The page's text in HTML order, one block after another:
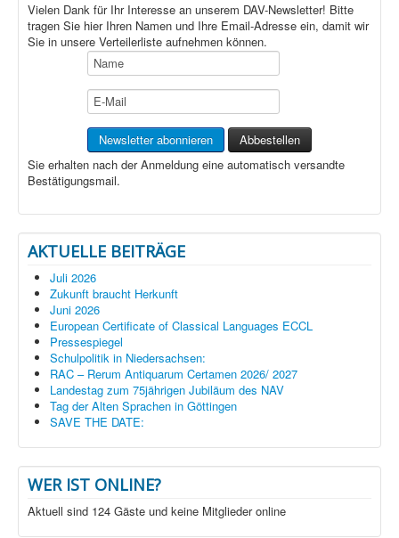
Vielen Dank für Ihr Interesse an unserem DAV-Newsletter! Bitte
tragen Sie hier Ihren Namen und Ihre Email-Adresse ein, damit wir
Sie in unsere Verteilerliste aufnehmen können.
Sie erhalten nach der Anmeldung eine automatisch versandte
Bestätigungsmail.
AKTUELLE BEITRÄGE
Juli 2026
Zukunft braucht Herkunft
Juni 2026
European Certificate of Classical Languages ECCL
Pressespiegel
Schulpolitik in Niedersachsen:
RAC – Rerum Antiquarum Certamen 2026/ 2027
Landestag zum 75jährigen Jubiläum des NAV
Tag der Alten Sprachen in Göttingen
SAVE THE DATE:
WER IST ONLINE?
Aktuell sind 124 Gäste und keine Mitglieder online